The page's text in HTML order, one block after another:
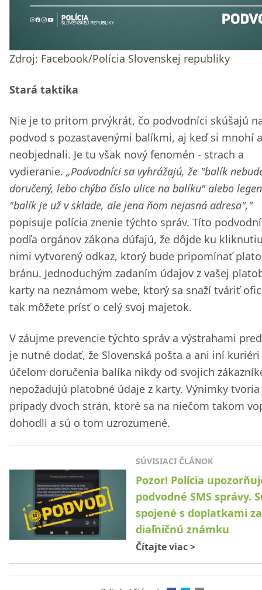
Zdroj: Facebook/Polícia Slovenskej republiky
Stará taktika
Nie je to pritom prvýkrát, čo podvodníci skúšajú
podvod s pozastavenými balíkmi, aj keď si mnohí
neobjednali. Je tu však nový fenomén - strach a
vydieranie. „Podvodníci sa vyhrážajú, že "balík
doručený, lebo chýba číslo ulice na balíku" alebo
"balík je už v sklade, ale jena ňom nejasná adresa","
popisuje polícia znenie týchto správ. Títo
podľa orgánov zákona dúfajú, že dôjde ku
nimi vytvorený odkaz, ktorý bude pripomínať
bránu. Jednoduchým zadaním údajov z vašej
karty na neznámom webe, ktorý sa snaží tváriť
tak môžete prísť o celý svoj majetok.
V záujme prevencie týchto správ a výstrahami
je nutné dodať, že Slovenská pošta a ani iní kuriéri
účelom doručenia balíka nikdy od svojich
nepožadujú platobné údaje z karty. Výnimky tvoria
prípady dvoch strán, ktoré sa na niečom takom
dohodli a sú o tom uzrozumené.
SÚVISIACI ČLÁNOK
Pozor! Polícia
podvodné SMS správy.
spojené s doplatkami za
diaľničnú známku
Čítajte viac>